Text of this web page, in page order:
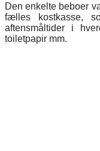
Den enkelte beboer
fælles kostkasse,
aftensmåltider i
toiletpapir mm.